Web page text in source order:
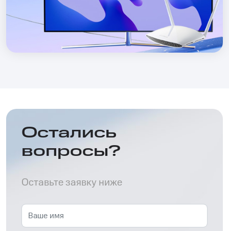
Остались
вопросы?
Оставьте заявку ниже